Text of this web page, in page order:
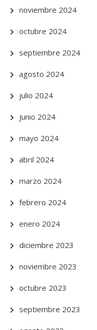
noviembre 2024
octubre 2024
septiembre 2024
agosto 2024
julio 2024
junio 2024
mayo 2024
abril 2024
marzo 2024
febrero 2024
enero 2024
diciembre 2023
noviembre 2023
octubre 2023
septiembre 2023